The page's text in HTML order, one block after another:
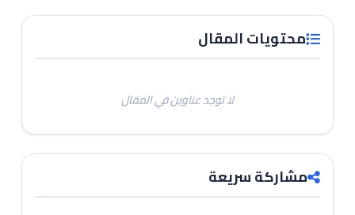
محتويات المقال
لا توجد عناوين في المقال
مشاركة سريعة